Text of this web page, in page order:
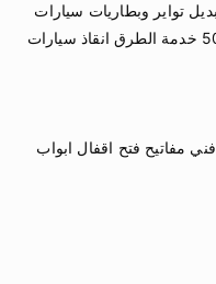
خدمة المساعدة على الطريق 50805535 خدمة الطرق انقاذ سيارات
فتح ابواب سيارات الكويت 50805535 فني مفاتيح فتح اقفال ابواب